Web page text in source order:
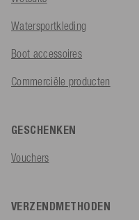
Watersportkleding
Boot accessoires
Commerciële producten
GESCHENKEN
Vouchers
VERZENDMETHODEN